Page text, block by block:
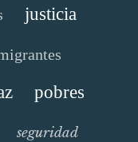
justicia
pobres
seguridad